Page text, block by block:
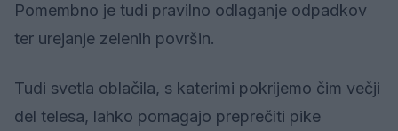
Pomembno je tudi pravilno odlaganje odpadkov
ter urejanje zelenih površin.
Tudi svetla oblačila, s katerimi pokrijemo čim večji
del telesa, lahko pomagajo preprečiti pike